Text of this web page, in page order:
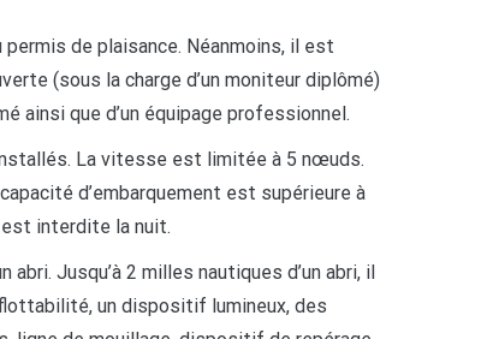
de plaisance. Néanmoins, il est
(sous la charge d’un moniteur diplômé)
ainsi que d’un équipage professionnel.
La vitesse est limitée à 5 nœuds.
d’embarquement est supérieure à
est interdite la nuit.
Jusqu’à 2 milles nautiques d’un abri, il
un dispositif lumineux, des